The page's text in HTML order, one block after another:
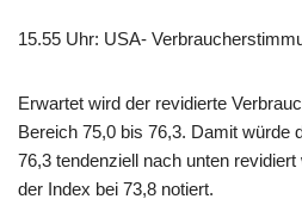
15.55 Uhr: USA-
Erwartet wird der revidierte
Bereich 75,0 bis 76,3. Damit würde
76,3 tendenziell nach unten
der Index bei 73,8 notiert.